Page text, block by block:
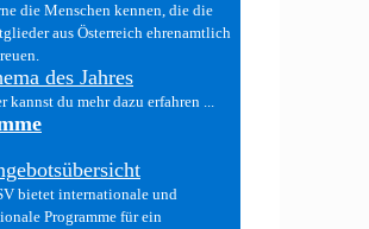
die Menschen kennen, die die
aus Österreich ehrenamtlich
des Jahres
kannst du mehr dazu erfahren ...
bietet internationale und
Programme für ein